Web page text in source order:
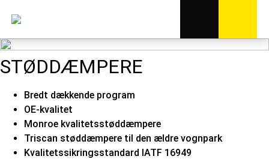
STØDDÆMPERE
Bredt dækkende program
OE-kvalitet
Monroe kvalitetsstøddæmpere
Triscan støddæmpere til den ældre vognpark
Kvalitetssikringsstandard IATF 16949